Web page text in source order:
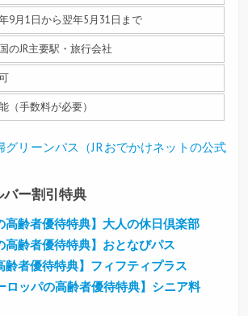
9月1日から翌年5月31日まで
のJR主要駅・旅行会社
（手数料が必要）
リーンパス（JRおでかけネットの公式
ー割引特典
高齢者優待特典】大人の休日倶楽部
高齢者優待特典】おとなびパス
齢者優待特典】フィフティプラス
ロッパの高齢者優待特典】シニア料